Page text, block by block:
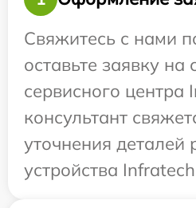
Свяжитесь с нами
оставьте заявку на
сервисного
консультант
уточнения
устройства